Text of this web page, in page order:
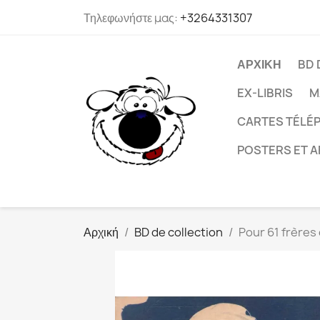
Τηλεφωνήστε μας: +3264331307
ΑΡΧΙΚΉ
BD
EX-LIBRIS
CARTES
POSTERS ET
Αρχική BD de collection Pour 61